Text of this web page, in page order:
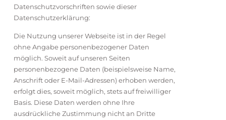
Datenschutzvorschriften sowie dieser
Datenschutzerklärung:
Die Nutzung unserer Webseite ist in der Regel
ohne Angabe personenbezogener Daten
möglich. Soweit auf unseren Seiten
personenbezogene Daten (beispielsweise Name,
Anschrift oder E-Mail-Adressen) erhoben werden,
erfolgt dies, soweit möglich, stets auf freiwilliger
Basis. Diese Daten werden ohne Ihre
ausdrückliche Zustimmung nicht an Dritte